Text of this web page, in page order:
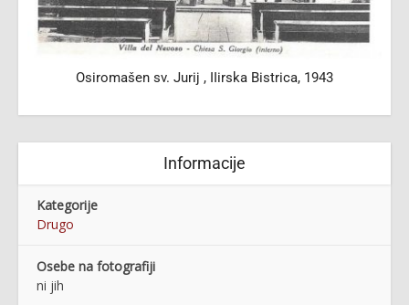
Osiromašen sv. Jurij , IIirska Bistrica, 1943
Informacije
Kategorije
Drugo
Osebe na fotografiji
ni jih